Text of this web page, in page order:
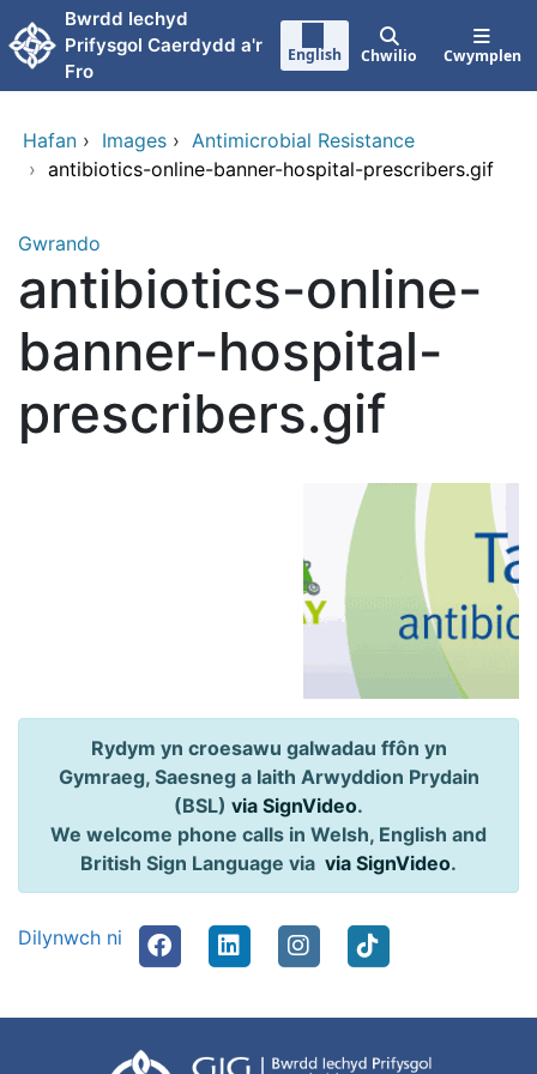
Neidio i'r prif gynnwy
Bwrdd Iechyd
Prifysgol Caerdydd a'r
Fro
English Chwilio Cwymplen
Hafan › Images › Antimicrobial Resistance
› antibiotics-online-banner-hospital-prescribers.gif
Gwrando
antibiotics-online-
banner-hospital-
prescribers.gif
Rydym yn croesawu galwadau ffôn yn
Gymraeg, Saesneg a Iaith Arwyddion Prydain
(BSL) via SignVideo.
We welcome phone calls in Welsh, English and
British Sign Language via via SignVideo.
Dilynwch ni